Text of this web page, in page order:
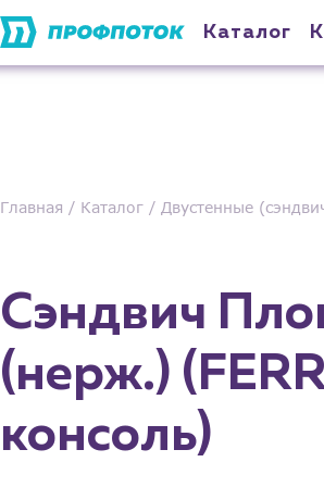
Каталог
Главная Каталог Двустенные
Сэндвич
(нерж.)
консоль)